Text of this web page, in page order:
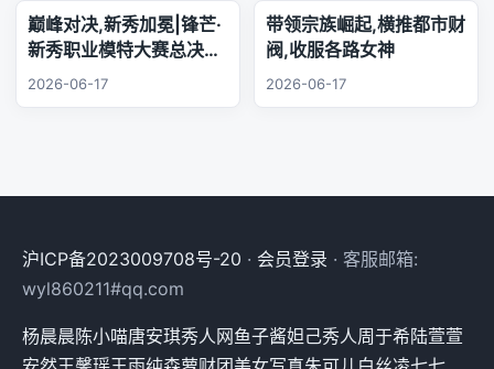
欢声笑语陪伴每日日常.
巅峰对决,新秀加冕|锋芒·
新秀职业模特大赛总决赛,
三幕秀场演绎极致美学
2026-06-17
带领宗族崛起,横推都市财
阀,收服各路女神
2026-06-17
沪ICP备2023009708号-20 · 会员登录 · 客服邮箱:
wyl860211#qq.com
杨晨晨陈小喵唐安琪秀人网鱼子酱妲己秀人周于希陆萱萱